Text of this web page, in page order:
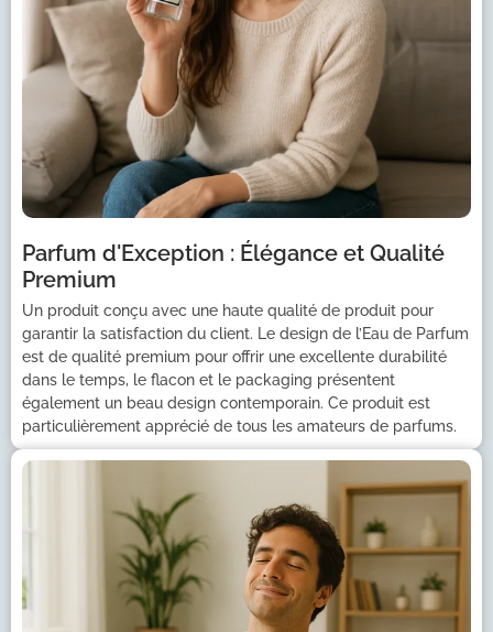
Parfum d'Exception : Élégance et Qualité
Premium
Un produit conçu avec une haute qualité de produit pour
garantir la satisfaction du client. Le design de l’Eau de Parfum
est de qualité premium pour offrir une excellente durabilité
dans le temps, le flacon et le packaging présentent
également un beau design contemporain. Ce produit est
particulièrement apprécié de tous les amateurs de parfums.